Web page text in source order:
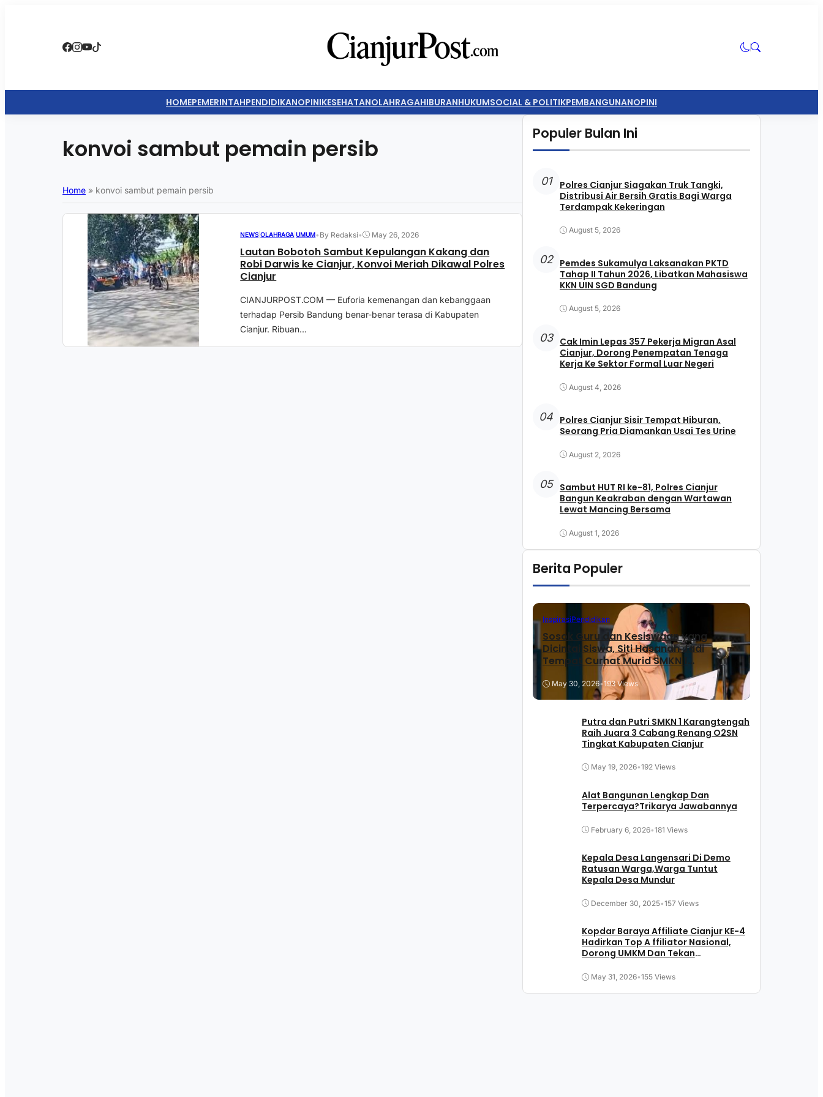
HOMEPEMERINTAHPENDIDIKANOPINIKESEHATANOLAHRAGAHIBURANHUKUMSOCIAL & POLITIKPEMBANGUNANOPINI
konvoi sambut pemain persib
Home » konvoi sambut pemain persib
NEWS|OLAHRAGA |UMUM• By Redaksi• May 26, 2026
Lautan Bobotoh Sambut Kepulangan Kakang dan
Robi Darwis ke Cianjur, Konvoi Meriah Dikawal Polres
Cianjur
CIANJURPOST.COM — Euforia kemenangan dan kebanggaan
terhadap Persib Bandung benar-benar terasa di Kabupaten
Cianjur. Ribuan...
Populer Bulan Ini
01
Polres Cianjur Siagakan Truk Tangki,
Distribusi Air Bersih Gratis Bagi Warga
Terdampak Kekeringan
August 5, 2026
02
Pemdes Sukamulya Laksanakan PKTD
Tahap II Tahun 2026, Libatkan Mahasiswa
KKN UIN SGD Bandung
August 5, 2026
03
Cak Imin Lepas 357 Pekerja Migran Asal
Cianjur, Dorong Penempatan Tenaga
Kerja Ke Sektor Formal Luar Negeri
August 4, 2026
04 Polres Cianjur Sisir Tempat Hiburan,
Seorang Pria Diamankan Usai Tes Urine
August 2, 2026
05
Sambut HUT RI ke-81, Polres Cianjur
Bangun Keakraban dengan Wartawan
Lewat Mancing Bersama
August 1, 2026
Berita Populer
InspirasiPendidikan
Sosok Guru dan Kesiswaan yang
Dicintai Siswa, Siti Hasanah Jadi
Tempat Curhat Murid SMKN 1
Karangtengah
May 30, 2026•193 Views
Putra dan Putri SMKN 1 Karangtengah
Raih Juara 3 Cabang Renang O2SN
Tingkat Kabupaten Cianjur
May 19, 2026•192 Views
Alat Bangunan Lengkap Dan
Terpercaya?Trikarya Jawabannya
February 6, 2026•181 Views
Kepala Desa Langensari Di Demo
Ratusan Warga,Warga Tuntut
Kepala Desa Mundur
December 30, 2025•157 Views
Kopdar Baraya Affiliate Cianjur KE-4
Hadirkan Top A ffiliator Nasional,
Dorong UMKM Dan Tekan
May 31, 2026•155 Views